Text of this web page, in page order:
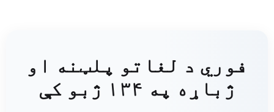
فوري د لغاتو پلټنه او
ژباړه په ۱۳۴ ژبو کې